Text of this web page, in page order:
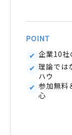
POINT
企業10社
理論では
ハウ
参加無料
心